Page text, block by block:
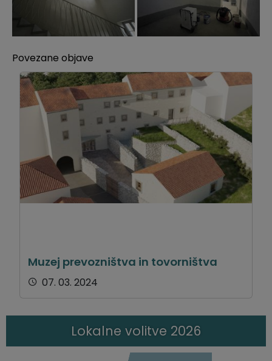
Povezane objave
Muzej prevozništva in tovorništva
07. 03. 2024
Lokalne volitve 2026